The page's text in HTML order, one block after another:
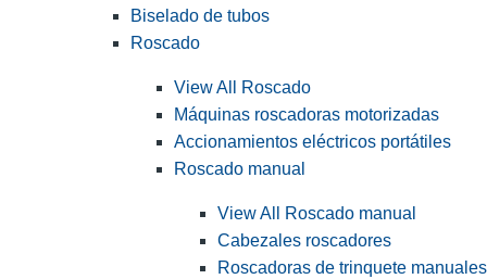
Biselado de tubos
Roscado
View All Roscado
Máquinas roscadoras motorizadas
Accionamientos eléctricos portátiles
Roscado manual
View All Roscado manual
Cabezales roscadores
Roscadoras de trinquete manuales